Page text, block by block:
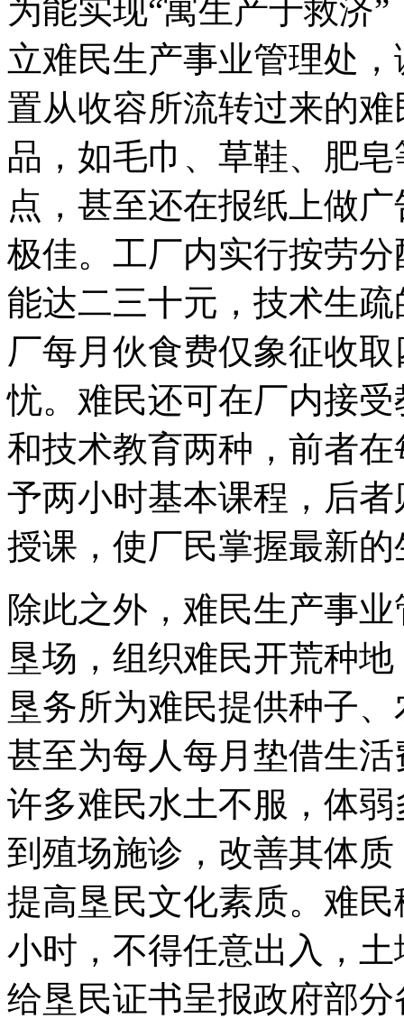
为能实现“寓生产于救济
立难民生产事业管理处
置从收容所流转过来的
品，如毛巾、草鞋、肥
点，甚至还在报纸上做
极佳。工厂内实行按劳
能达二三十元，技术生
厂每月伙食费仅象征收
忧。难民还可在厂内接
和技术教育两种，前者
予两小时基本课程，后
授课，使厂民掌握最新
除此之外，难民生产事
垦场，组织难民开荒种
垦务所为难民提供种子
甚至为每人每月垫借生
许多难民水土不服，体
到殖场施诊，改善其体
提高垦民文化素质。难
小时，不得任意出入，
给垦民证书呈报政府部分